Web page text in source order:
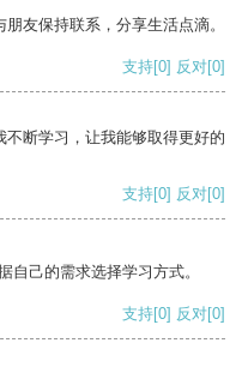
友保持联系，分享生活点滴。
支持[0] 反对[0]
断学习，让我能够取得更好的
支持[0] 反对[0]
自己的需求选择学习方式。
支持[0] 反对[0]